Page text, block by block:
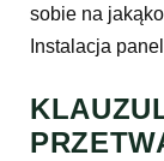
sobie na
Instalacja